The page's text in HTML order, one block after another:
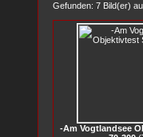
Gefunden: 7 Bild(er)
-Am Vogtlandsee